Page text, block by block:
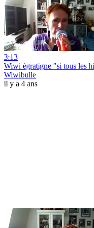
3:13
Wiwi égratigne "si tous les
Wiwibulle
il y a 4 ans